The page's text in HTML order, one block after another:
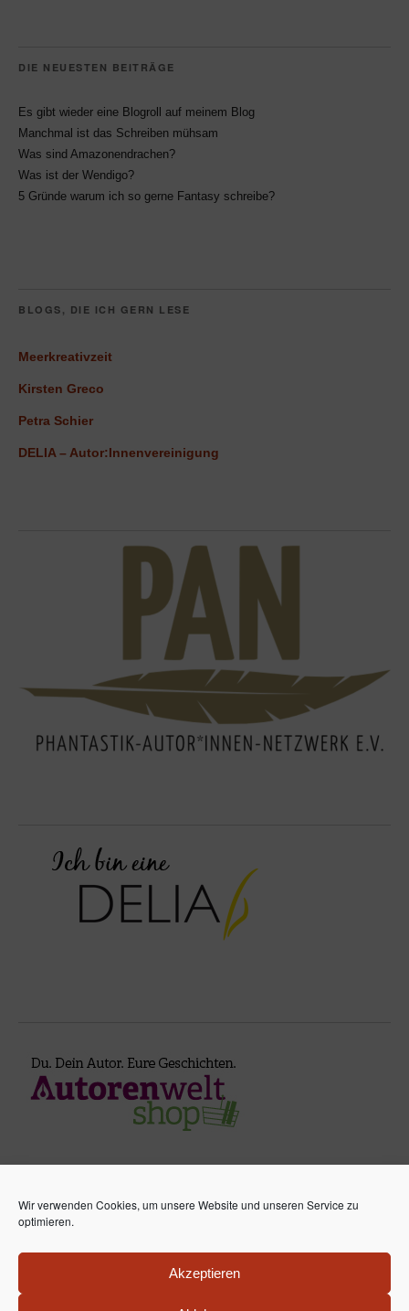
Wir verwenden Cookies, um unsere Website und unseren Service zu
optimieren.
Akzeptieren
DIE NEUESTEN BEITRÄGE
Es gibt wieder eine Blogroll auf meinem Blog
Manchmal ist das Schreiben mühsam
Was sind Amazonendrachen?
Was ist der Wendigo?
5 Gründe warum ich so gerne Fantasy schreibe?
BLOGS, DIE ICH GERN LESE
Meerkreativzeit
Kirsten Greco
Petra Schier
DELIA – Autor:Innenvereinigung
Ela van de Maan / Lea McMoon – Fantasy Romance
Bücher